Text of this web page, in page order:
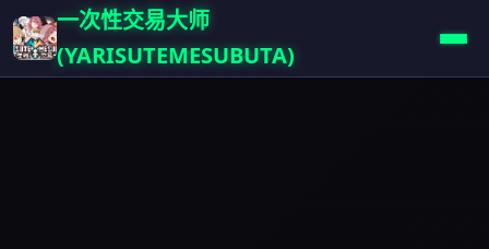
一次性交易大师
(YARISUTEMESUBUTA)